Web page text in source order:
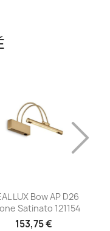
LUX Bow AP D26
Satinato 121154
153,75 €